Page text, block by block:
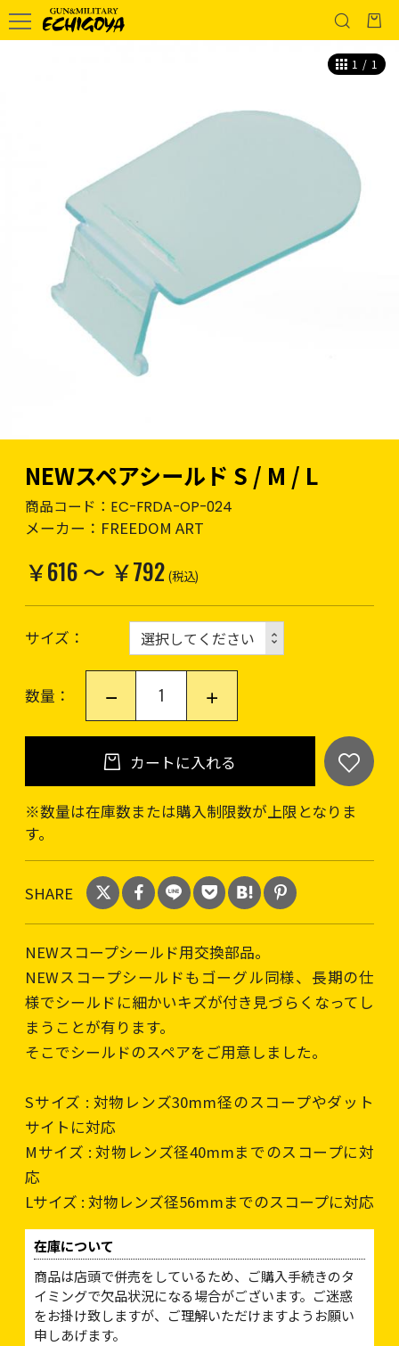
1 / 1
NEWスペアシールド S / M / L
商品コード： EC-FRDA-OP-024
メーカー： FREEDOM ART
￥616 ～ ￥792 (税込)
サイズ
数量：
カートに入れる
※数量は在庫数または購入制限数が上限となりま
す。
SHARE
NEWスコープシールド用交換部品。
NEWスコープシールドもゴーグル同様、長期の仕
様でシールドに細かいキズが付き見づらくなってし
まうことが有ります。
そこでシールドのスペアをご用意しました。
Sサイズ : 対物レンズ30mm径のスコープやダット
サイトに対応
Mサイズ : 対物レンズ径40mmまでのスコープに対
応
Lサイズ : 対物レンズ径56mmまでのスコープに対応
在庫について
商品は店頭で併売をしているため、ご購入手続きのタ
イミングで欠品状況になる場合がございます。ご迷惑
をお掛け致しますが、ご理解いただけますようお願い
申しあげます。